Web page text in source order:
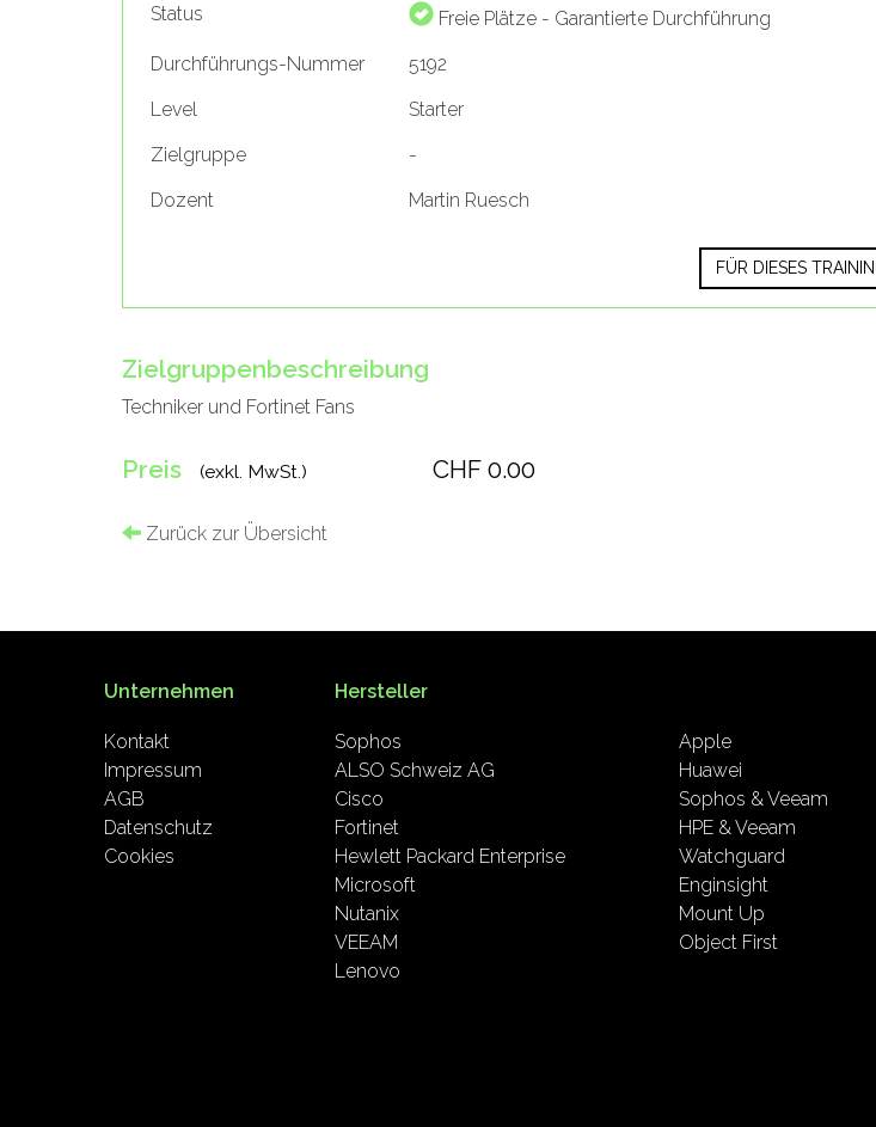
Status
Freie Plätze - Garantierte Durchführung
Durchführungs-Nummer
5192
Level
Starter
Zielgruppe
-
Dozent
Martin Ruesch
FÜR DIESES
Zielgruppenbeschreibung
Techniker und Fortinet Fans
Preis (exkl. MwSt.) CHF 0.00
Zurück zur Übersicht
Unternehmen
Kontakt
Impressum
AGB
Datenschutz
Cookies
Hersteller
Sophos
ALSO Schweiz AG
Cisco
Fortinet
Hewlett Packard Enterprise
Microsoft
Nutanix
VEEAM
Lenovo
Apple
Huawei
Sophos & Veeam
HPE & Veeam
Watchguard
Enginsight
Mount Up
Object First